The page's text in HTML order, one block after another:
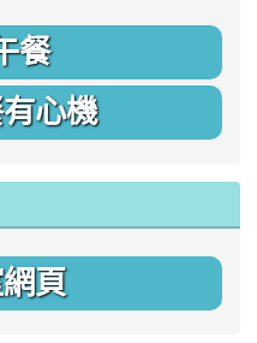
餐
心機
頁